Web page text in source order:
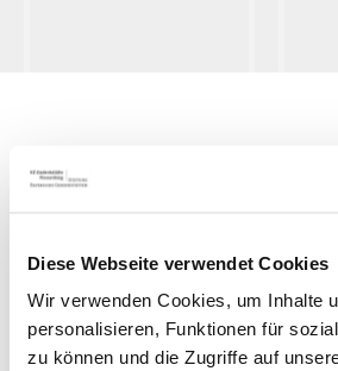
Diese Webseite verwendet Cookies
Wir verwenden Cookies, um Inhalte
personalisieren, Funktionen für
zu können und die Zugriffe auf
Pomnik Pamięci po obozie
Flossenbürg
+49 9603-90390-0